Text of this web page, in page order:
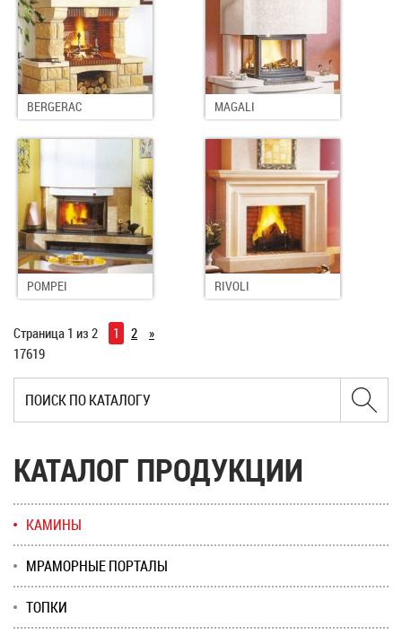
BERGERAC MAGALI
POMPEI RIVOLI
Страница 1 из 2 1 2
»
17619
КАТАЛОГ ПРОДУКЦИИ
КАМИНЫ
МРАМОРНЫЕ ПОРТАЛЫ
ТОПКИ